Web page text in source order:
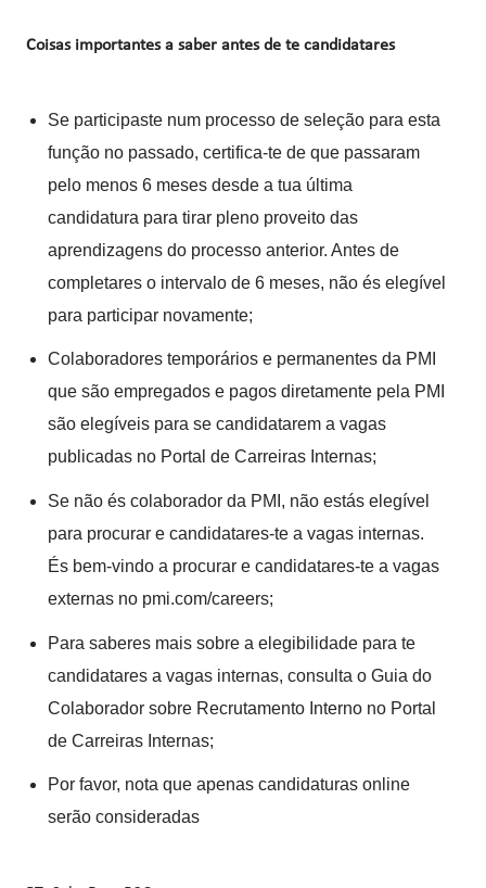
Coisas importantes a saber antes de te candidatares
Se participaste num processo de seleção para esta
função no passado, certifica-te de que passaram
pelo menos 6 meses desde a tua última
candidatura para tirar pleno proveito das
aprendizagens do processo anterior. Antes de
completares o intervalo de 6 meses, não és elegível
para participar novamente;
Colaboradores temporários e permanentes da PMI
que são empregados e pagos diretamente pela PMI
são elegíveis para se candidatarem a vagas
publicadas no Portal de Carreiras Internas;
Se não és colaborador da PMI, não estás elegível
para procurar e candidatares-te a vagas internas.
És bem-vindo a procurar e candidatares-te a vagas
externas no pmi.com/careers;
Para saberes mais sobre a elegibilidade para te
candidatares a vagas internas, consulta o Guia do
Colaborador sobre Recrutamento Interno no Portal
de Carreiras Internas;
Por favor, nota que apenas candidaturas online
serão consideradas